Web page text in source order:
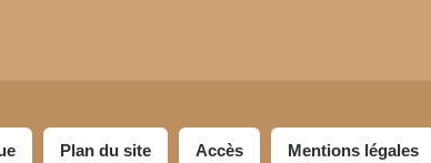
Plan du site Accès Mentions légales